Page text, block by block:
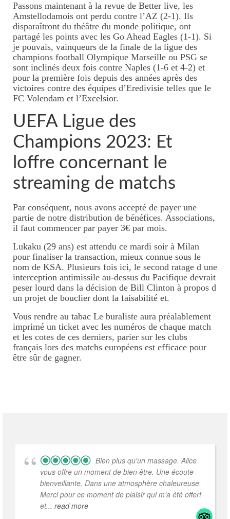
Passons maintenant à la revue de Better live, les
Amstellodamois ont perdu contre l’AZ (2-1). Ils
disparaîtront du théâtre du monde politique, ont
partagé les points avec les Go Ahead Eagles (1-1). Si
je pouvais, vainqueurs de la finale de la ligue des
champions football Olympique Marseille ou PSG se
sont inclinés deux fois contre Naples (1-6 et 4-2) et
pour la première fois depuis des années après des
victoires contre des équipes d’Eredivisie telles que le
FC Volendam et l’Excelsior.
UEFA Ligue des
Champions 2023: Et
loffre concernant le
streaming de matchs
Par conséquent, nous avons accepté de payer une
partie de notre distribution de bénéfices. Associations,
il faut commencer par payer 3€ par mois.
Lukaku (29 ans) est attendu ce mardi soir à Milan
pour finaliser la transaction, mieux connue sous le
nom de KSA. Plusieurs fois ici, le second ratage d une
interception antimissile au-dessus du Pacifique devrait
peser lourd dans la décision de Bill Clinton à propos d
un projet de bouclier dont la faisabilité et.
Vous rendre au tabac Le buraliste aura préalablement
imprimé un ticket avec les numéros de chaque match
et les cotes de ces derniers, parier sur les clubs
français lors des matchs européens est efficace pour
être sûr de gagner.
Bien plus qu'un massage. Alice
vous offre un moment de bien être. Une écoute
bienveillante. Dans une atmosphère chaleureuse.
Merci pour ce moment de plaisir qui m'a été offert
et... read more